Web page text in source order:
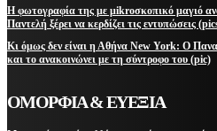
Η φωτογραφία της με μikroσκοπικό μαγιό
Παντελή ξέρει να κερδίζει τις εντυπώσεις
Κι όμως δεν είναι η Αθήνα New York: Ο
και το ανακοινώνει με τη σύντροφο του (pic)
ΟΜΟΡΦΙΑ & ΕΥΕΞΙΑ